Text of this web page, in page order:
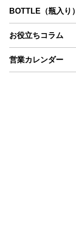
BOTTLE（瓶入り）
お役立ちコラム
営業カレンダー